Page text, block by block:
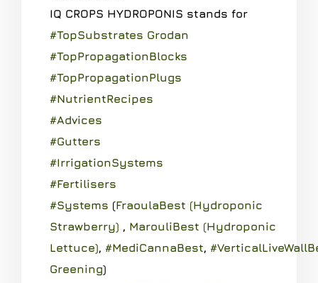
IQ CROPS HYDROPONIS stands for
#TopSubstrates Grodan
#TopPropagationBlocks
#TopPropagationPlugs
#NutrientRecipes
#Advices
#Gutters
#IrrigationSystems
#Fertilisers
#Systems (FraoulaBest (Hydroponic
Strawberry) , MarouliBest (Hydroponic
Lettuce), #MediCannaBest, #
Greening)